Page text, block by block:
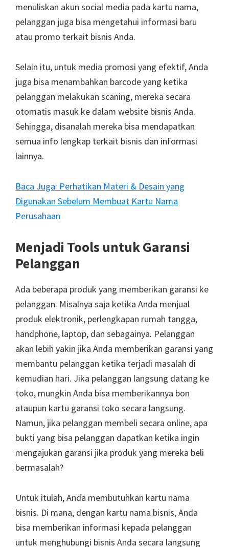
menuliskan akun social media pada kartu nama,
pelanggan juga bisa mengetahui informasi baru
atau promo terkait bisnis Anda.
Selain itu, untuk media promosi yang efektif, Anda
juga bisa menambahkan barcode yang ketika
pelanggan melakukan scaning, mereka secara
otomatis masuk ke dalam website bisnis Anda.
Sehingga, disanalah mereka bisa mendapatkan
semua info lengkap terkait bisnis dan informasi
lainnya.
Baca Juga: Perhatikan Materi & Desain yang
Digunakan Sebelum Membuat Kartu Nama
Perusahaan
Menjadi Tools untuk Garansi
Pelanggan
Ada beberapa produk yang memberikan garansi ke
pelanggan. Misalnya saja ketika Anda menjual
produk elektronik, perlengkapan rumah tangga,
handphone, laptop, dan sebagainya. Pelanggan
akan lebih yakin jika Anda memberikan garansi yang
membantu pelanggan ketika terjadi masalah di
kemudian hari. Jika pelanggan langsung datang ke
toko, mungkin Anda bisa memberikannya bon
ataupun kartu garansi toko secara langsung.
Namun, jika pelanggan membeli secara online, apa
bukti yang bisa pelanggan dapatkan ketika ingin
mengajukan garansi jika produk yang mereka beli
bermasalah?
Untuk itulah, Anda membutuhkan kartu nama
bisnis. Di mana, dengan kartu nama bisnis, Anda
bisa memberikan informasi kepada pelanggan
untuk menghubungi bisnis Anda secara langsung